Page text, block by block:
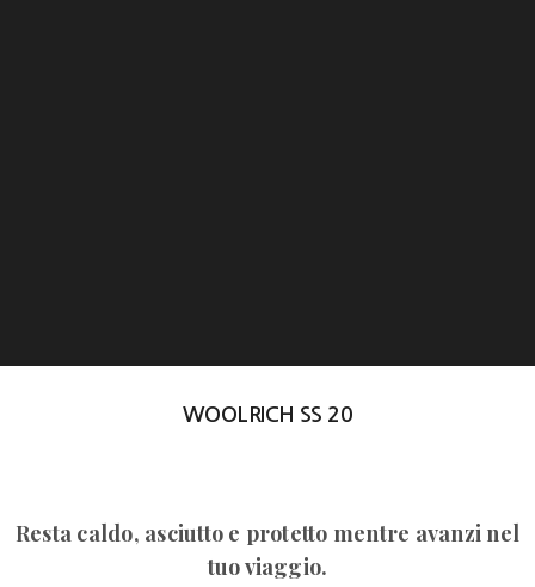
WOOLRICH SS 20
Resta caldo, asciutto e protetto mentre avanzi nel
tuo viaggio.